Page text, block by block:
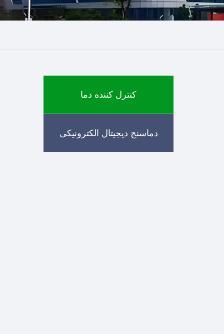
کنترل کننده دما
دماسنج دیجیتال الکترونیکی